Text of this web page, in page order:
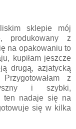
sklepie mój
produkowany z
na opakowaniu to
kupiłam jeszcze
drugą, azjatycką
z
i szybki,
ten nadaje się na
się w kilka